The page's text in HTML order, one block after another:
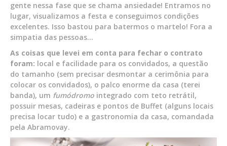
gente nessa fase que se chama ansiedade! Entramos no
lugar, visualizamos a festa e conseguimos condições
excelentes. Isso bastou para batermos o martelo! Fora a
simpatia das pessoas…
As coisas que levei em conta para fechar o contrato
foram: local e facilidade para os convidados, a questão
do tamanho (sem precisar desmontar a cerimônia para
colocar os convidados), o palco enorme da casa (terei
banda), um fumódromo integrado com teto retrátil,
possuir mesas, cadeiras e pontos de Buffet (alguns locais
precisa locar tudo) e a gastronomia da casa, comandada
pela Abramovay.